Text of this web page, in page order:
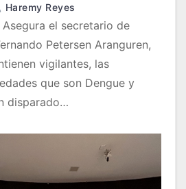
Haremy Reyes
Asegura el secretario de
Petersen Aranguren,
vigilantes, las
que son Dengue y
disparado…